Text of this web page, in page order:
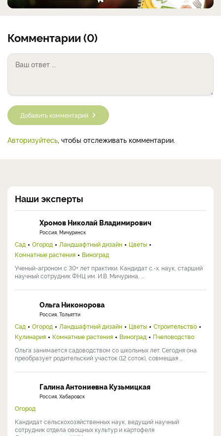
Комментарии (0)
Добавить комментарий
Авторизуйтесь , чтобы отслеживать комментарии.
Наши эксперты
Хромов Николай Владимирович
Россия, Мичуринск
Сад Огород Ландшафтный дизайн
Цветы
Комнатные растения
Виноград
Ученый-агроном с 30+ лет практики. Кандидат с.-х. наук, старший
научный сотрудник ФНЦ им. И.В. Мичурина, ...
Ольга Никонорова
Россия, Тольятти
Сад Огород Ландшафтный дизайн Цветы
Строительство
Кулинария
Комнатные растения Виноград
Пчеловодство
Ольга занимается садоводством со школьных лет. Сегодня она
преобразует родительский участок (12 соток), совмещая ...
Галина Антониевна Кузьмицкая
Россия, Хабаровск
Огород
Кандидат сельскохозяйственных наук, ведущий научный
сотрудник отдела овощных культур и картофеля